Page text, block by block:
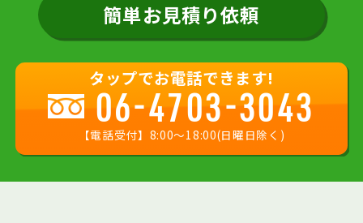
簡単お見積り依頼
タップでお電話できます!
06-4703-3043
【電話受付】8:00〜18:00(日曜日除く)